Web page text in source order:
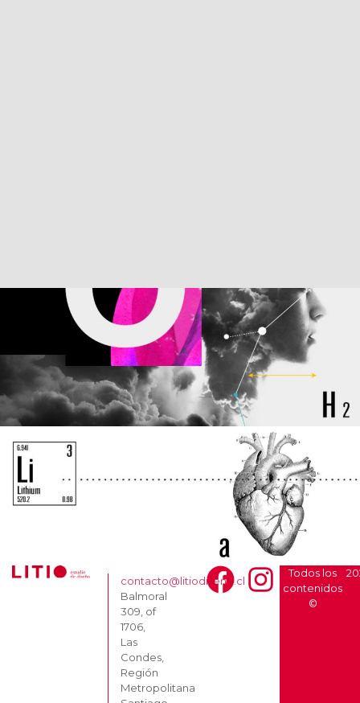
contacto@litiodiseno.cl
Balmoral
309, of
1706,
Las
Condes,
Región
Metropolitana
Todos los
contenidos
©